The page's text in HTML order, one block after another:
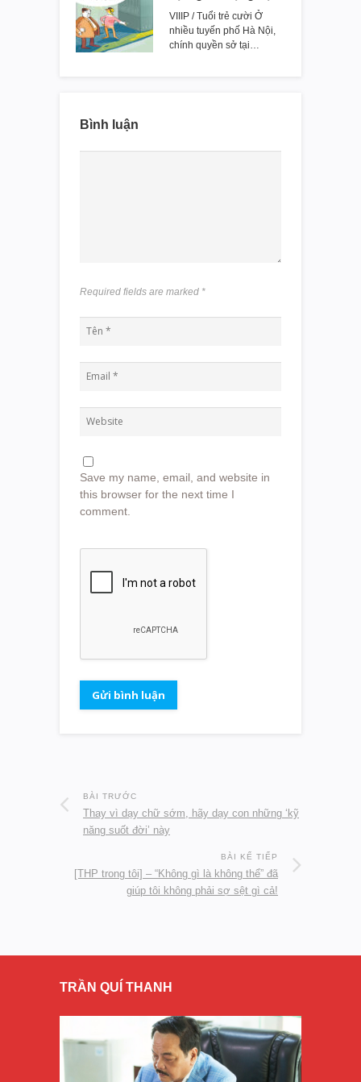
VIIIP / Tuổi trẻ cười Ở
nhiều tuyến phố Hà Nội,
chính quyền sở tại…
Bình luận
Required fields are marked *
Save my name, email, and website in
this browser for the next time I
comment.
BÀI TRƯỚC
Thay vì dạy chữ sớm, hãy dạy con những ‘kỹ
năng suốt đời’ này
BÀI KẾ TIẾP
[THP trong tôi] – “Không gì là không thể” đã
giúp tôi không phải sợ sệt gì cả!
TRẦN QUÍ THANH